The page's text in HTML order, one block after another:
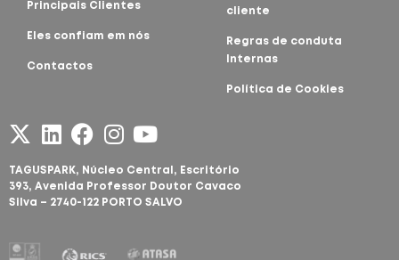
Principais Clientes
Eles confiam em nós
Contactos
cliente
Regras de conduta
Internas
Política de Cookies
TAGUSPARK, Núcleo Central, Escritório
393, Avenida Professor Doutor Cavaco
Silva – 2740-122 PORTO SALVO